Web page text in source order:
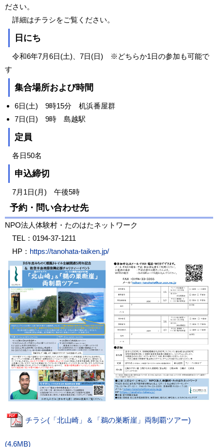
ださい。
詳細はチラシをご覧ください。
日にち
令和6年7月6日(土)、7日(日) ※どちらか1日の参加も可能で
す
集合場所および時間
6日(土) 9時15分 机浜番屋群
7日(日) 9時 島越駅
定員
各日50名
申込締切
7月1日(月) 午後5時
予約・問い合わせ先
NPO法人体験村・たのはたネットワーク
TEL：0194-37-1211
HP： https://tanohata-taiken.jp/
チラシ(「北山崎」＆「鵜の巣断崖」両制覇ツアー)
(4.6MB)